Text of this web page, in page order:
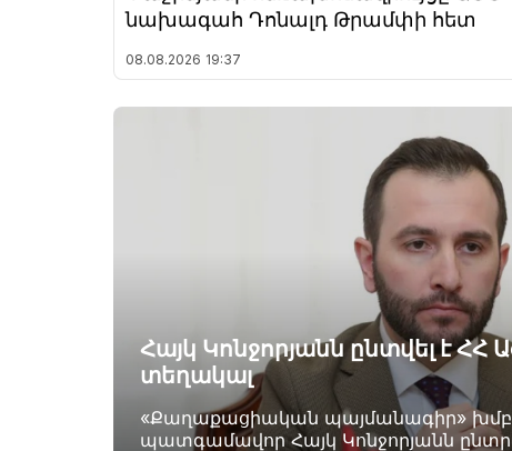
նախագահ Դոնալդ Թրամփի հետ
08.08.2026 19:37
Հայկ Կոնջորյանն ընտվել է
տեղակալ
«Քաղաքացիական պայմանագիր»
պատգամավոր Հայկ Կոնջորյանն